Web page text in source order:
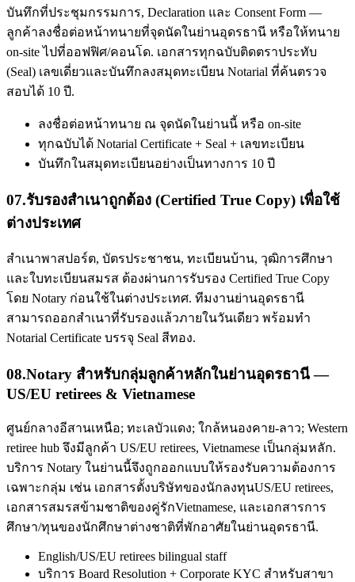
บันทึกที่ประชุมกรรมการ, Declaration และ Consent Form —
ลูกค้าลงชื่อต่อหน้าทนายที่จุดนัดในย่านอุดรธานี หรือให้ทนาย
on-site ไปที่ออฟฟิศ/คอนโด. เอกสารทุกฉบับติดตราประทับ
(Seal) เลขเดี่ยวและบันทึกลงสมุดทะเบียน Notarial ที่ค้นตรวจ
สอบได้ 10 ปี.
ลงชื่อต่อหน้าทนาย ณ จุดนัดในย่านนี้ หรือ on-site
ทุกฉบับได้ Notarial Certificate + Seal + เลขทะเบียน
บันทึกในสมุดทะเบียนอย่างเป็นทางการ 10 ปี
07.รับรองสำเนาถูกต้อง (Certified True Copy) เพื่อใช้
ต่างประเทศ
สำเนาพาสปอร์ต, บัตรประชาชน, ทะเบียนบ้าน, วุฒิการศึกษา
และใบทะเบียนสมรส ต้องผ่านการรับรอง Certified True Copy
โดย Notary ก่อนใช้ในต่างประเทศ. ทีมงานย่านอุดรธานี
สามารถออกสำเนาที่รับรองแล้วภายในวันเดียว พร้อมทำ
Notarial Certificate บรรจุ Seal สีทอง.
08.Notary สำหรับกลุ่มลูกค้าหลักในย่านอุดรธานี —
US/EU retirees & Vietnamese
ศูนย์กลางอีสานเหนือ; ทะเลบัวแดง; ใกล้หนองคาย-ลาว; Western
retiree hub จึงมีลูกค้า US/EU retirees, Vietnamese เป็นกลุ่มหลัก.
บริการ Notary ในย่านนี้จึงถูกออกแบบให้รองรับความต้องการ
เฉพาะกลุ่ม เช่น เอกสารตั้งบริษัทของนักลงทุนUS/EU retirees,
เอกสารสมรสข้ามชาติของคู่รักVietnamese, และเอกสารการ
ศึกษา/ทุนของนักศึกษาต่างชาติที่พักอาศัยในย่านอุดรธานี.
English/US/EU retirees bilingual staff
บริการ Board Resolution + Corporate KYC สำหรับสาขา